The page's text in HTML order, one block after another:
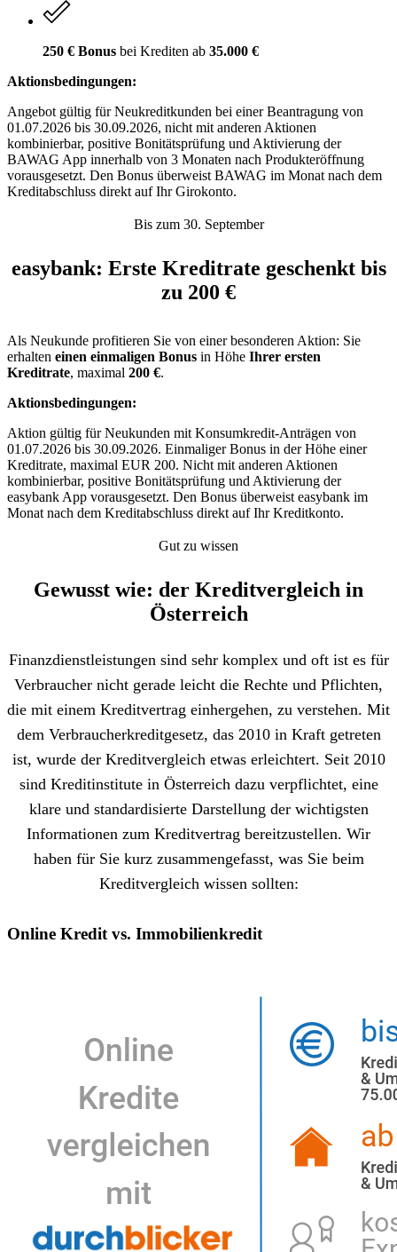
250 € Bonus bei Krediten ab 35.000 €
Aktionsbedingungen:
Angebot gültig für Neukreditkunden bei einer Beantragung von
01.07.2026 bis 30.09.2026, nicht mit anderen Aktionen
kombinierbar, positive Bonitätsprüfung und Aktivierung der
BAWAG App innerhalb von 3 Monaten nach Produkteröffnung
vorausgesetzt. Den Bonus überweist BAWAG im Monat nach dem
Kreditabschluss direkt auf Ihr Girokonto.
Bis zum 30. September
easybank: Erste Kreditrate geschenkt bis
zu 200 €
Als Neukunde profitieren Sie von einer besonderen Aktion: Sie
erhalten einen einmaligen Bonus in Höhe Ihrer ersten
Kreditrate, maximal 200 €.
Aktionsbedingungen:
Aktion gültig für Neukunden mit Konsumkredit-Anträgen von
01.07.2026 bis 30.09.2026. Einmaliger Bonus in der Höhe einer
Kreditrate, maximal EUR 200. Nicht mit anderen Aktionen
kombinierbar, positive Bonitätsprüfung und Aktivierung der
easybank App vorausgesetzt. Den Bonus überweist easybank im
Monat nach dem Kreditabschluss direkt auf Ihr Kreditkonto.
Gut zu wissen
Gewusst wie: der Kreditvergleich in
Österreich
Finanzdienstleistungen sind sehr komplex und oft ist es für
Verbraucher nicht gerade leicht die Rechte und Pflichten,
die mit einem Kreditvertrag einhergehen, zu verstehen. Mit
dem Verbraucherkreditgesetz, das 2010 in Kraft getreten
ist, wurde der Kreditvergleich etwas erleichtert. Seit 2010
sind Kreditinstitute in Österreich dazu verpflichtet, eine
klare und standardisierte Darstellung der wichtigsten
Informationen zum Kreditvertrag bereitzustellen. Wir
haben für Sie kurz zusammengefasst, was Sie beim
Kreditvergleich wissen sollten:
Online Kredit vs. Immobilienkredit